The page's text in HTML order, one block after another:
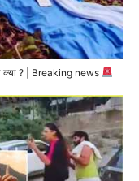
क्या ? | Breaking news